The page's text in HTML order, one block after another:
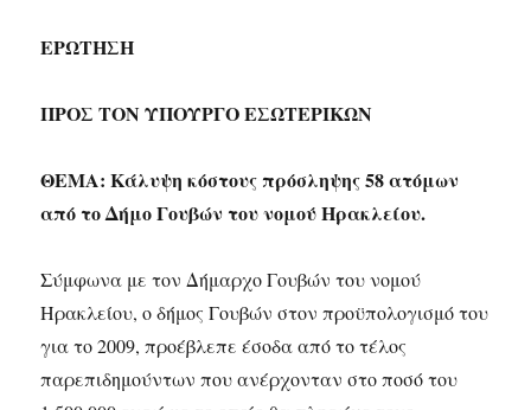
ΕΡΩΤΗΣΗ
ΠΡΟΣ ΤΟΝ ΥΠΟΥΡΓΟ ΕΣΩΤΕΡΙΚΩΝ
ΘΕΜΑ: Κάλυψη κόστους πρόσληψης 58 ατόμων
από το Δήμο Γουβών του νομού Ηρακλείου.
Σύμφωνα με τον Δήμαρχο Γουβών του νομού
Ηρακλείου, ο δήμος Γουβών στον προϋπολογισμό του
για το 2009, προέβλεπε έσοδα από το τέλος
παρεπιδημούντων που ανέρχονταν στο ποσό του